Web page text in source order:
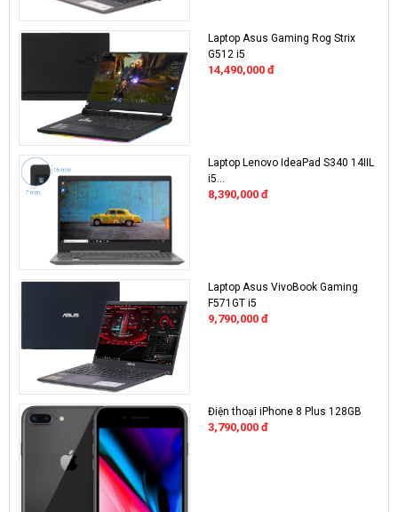
Laptop Asus Gaming Rog Strix
G512 i5
14,490,000 đ
Laptop Lenovo IdeaPad S340 14IIL
i5...
8,390,000 đ
Laptop Asus VivoBook Gaming
F571GT i5
9,790,000 đ
Điện thoại iPhone 8 Plus 128GB
3,790,000 đ